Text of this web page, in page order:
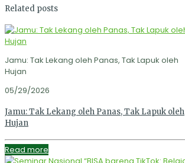
Related posts
Jamu: Tak Lekang oleh Panas, Tak Lapuk oleh
Hujan
05/29/2026
Jamu: Tak Lekang oleh Panas, Tak Lapuk oleh
Hujan
Read more